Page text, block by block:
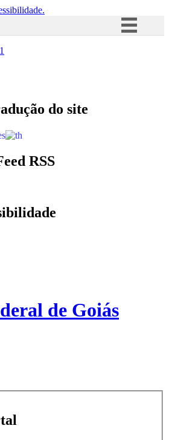
Acesso à informação
1
do site
RSS
de Goiás